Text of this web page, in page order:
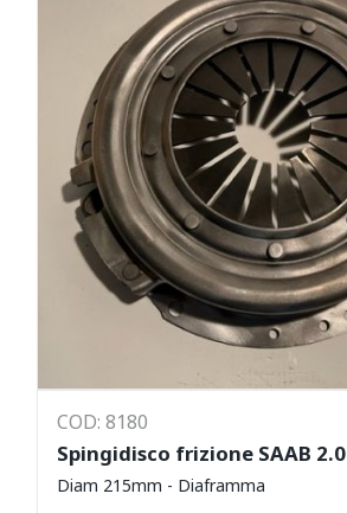
COD: 8180
Spingidisco frizione SAAB 2.0
Diam 215mm - Diaframma